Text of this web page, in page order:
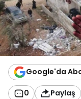
Google'da
0 Paylaş